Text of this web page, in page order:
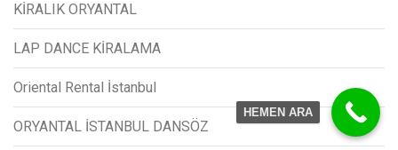
KİRALIK ORYANTAL
LAP DANCE KİRALAMA
Oriental Rental İstanbul
ORYANTAL İSTANBUL DANSÖZ
HEMEN ARA